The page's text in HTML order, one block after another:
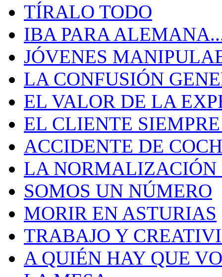
TÍRALO TODO
IBA PARA
JÓVENES
LA CONFUSIÓN
EL VALOR DE LA
EL CLIENTE
ACCIDENTE DE
LA
SOMOS UN NÚMERO
MORIR EN ASTURIAS
TRABAJO Y
A QUIÉN HAY QUE